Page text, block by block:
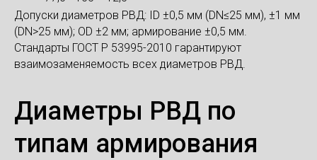
Допуски диаметров РВД: ID ±0,5 мм (DN≤25 мм), ±1 мм
(DN>25 мм); OD ±2 мм; армирование ±0,5 мм.
Стандарты ГОСТ Р 53995-2010 гарантируют
взаимозаменяемость всех диаметров РВД.
Диаметры РВД по
типам армирования